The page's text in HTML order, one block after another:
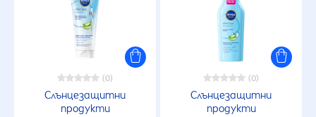
(0)
Слънцезащитни
продукти
(0)
Слънцезащитни
продукти